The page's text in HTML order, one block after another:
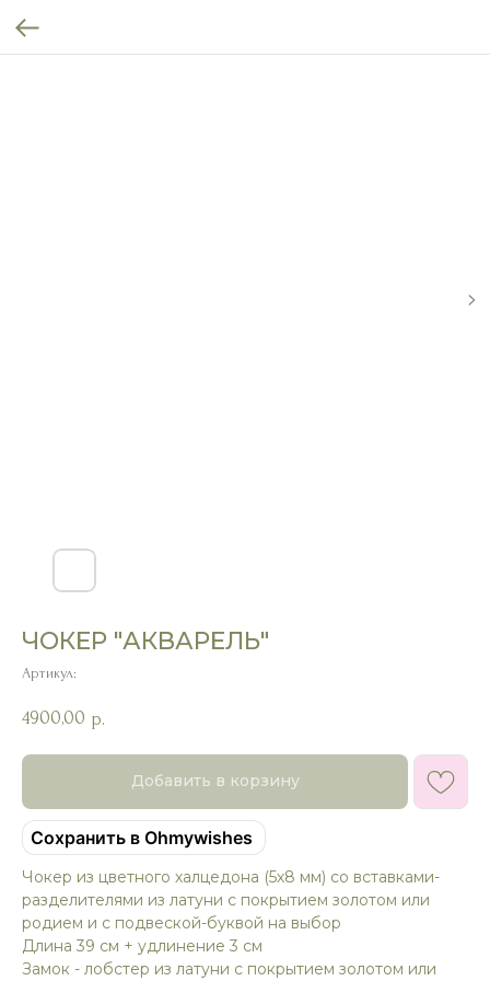
ЧОКЕР "АКВАРЕЛЬ"
Артикул:
4900,00 р.
Добавить в корзину
Сохранить в Ohmywishes
Чокер из цветного халцедона (5х8 мм) со вставками-
разделителями из латуни с покрытием золотом или
родием и с подвеской-буквой на выбор
Длина 39 см + удлинение 3 см
Замок - лобстер из латуни с покрытием золотом или